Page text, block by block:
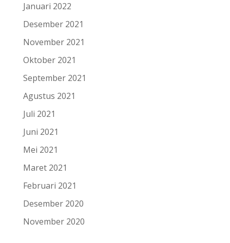
Januari 2022
Desember 2021
November 2021
Oktober 2021
September 2021
Agustus 2021
Juli 2021
Juni 2021
Mei 2021
Maret 2021
Februari 2021
Desember 2020
November 2020